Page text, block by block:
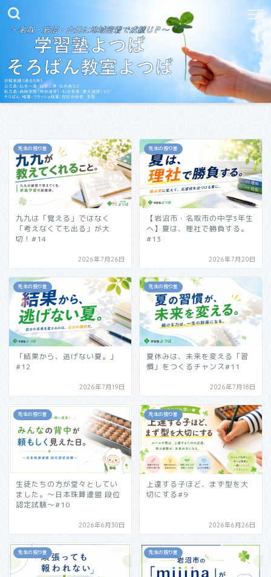
先生の独り言
九九は「覚える」ではなく
「考えなくても出る」が大
切！#14
2026年7月26日
先生の独り言
【岩沼市・名取市の中学3年生
へ】夏は、理社で勝負する。
#13
2026年7月20日
先生の独り言
「結果から、逃げない夏。」
#12
2026年7月19日
先生の独り言
夏休みは、未来を変える「習
慣」をつくるチャンス#11
2026年7月18日
先生の独り言
生徒たちの方が堂々としてい
ました。～日本珠算連盟 段位
認定試験～#10
2026年6月30日
先生の独り言
上達する子ほど、まず型を大
切にする#9
2026年6月26日
先生の独り言 先生の独り言